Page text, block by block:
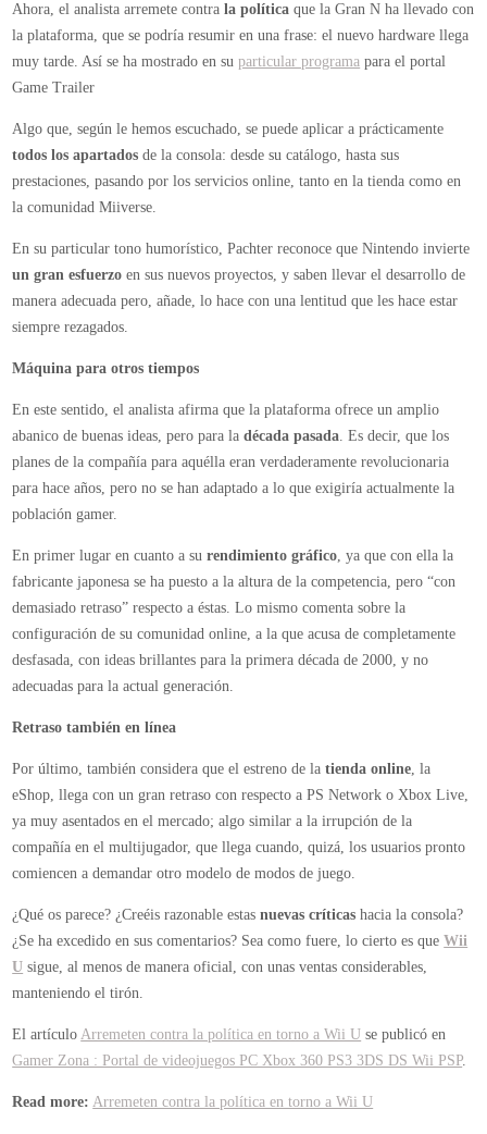
Ahora, el analista arremete contrala política que la Gran N ha llevado con
la plataforma, que se podría resumir en una frase: el nuevo hardware llega
muy tarde. Así se ha mostrado en suparticular programa para el portal
Game Trailer
Algo que, según le hemos escuchado, se puede aplicar a prácticamente
todos los apartados de la consola: desde su catálogo, hasta sus
prestaciones, pasando por los servicios online, tanto en la tienda como en
la comunidad Miiverse.
En su particular tono humorístico, Pachter reconoce que Nintendo invierte
un gran esfuerzo en sus nuevos proyectos, y saben llevar el desarrollo de
manera adecuada pero, añade, lo hace con una lentitud que les hace estar
siempre rezagados.
Máquina para otros tiempos
En este sentido, el analista afirma que la plataforma ofrece un amplio
abanico de buenas ideas, pero para ladécada pasada. Es decir, que los
planes de la compañía para aquélla eran verdaderamente revolucionaria
para hace años, pero no se han adaptado a lo que exigiría actualmente la
población gamer.
En primer lugar en cuanto a surendimiento gráfico, ya que con ella la
fabricante japonesa se ha puesto a la altura de la competencia, pero “con
demasiado retraso” respecto a éstas. Lo mismo comenta sobre la
configuración de su comunidad online, a la que acusa de completamente
desfasada, con ideas brillantes para la primera década de 2000, y no
adecuadas para la actual generación.
Retraso también en línea
Por último, también considera que el estreno de latienda online, la
eShop, llega con un gran retraso con respecto a PS Network o Xbox Live,
ya muy asentados en el mercado; algo similar a la irrupción de la
compañía en el multijugador, que llega cuando, quizá, los usuarios pronto
comiencen a demandar otro modelo de modos de juego.
¿Qué os parece? ¿Creéis razonable estasnuevas críticas hacia la consola?
¿Se ha excedido en sus comentarios? Sea como fuere, lo cierto es queWii
U sigue, al menos de manera oficial, con unas ventas considerables,
manteniendo el tirón.
El artículoArremeten contra la política en torno a Wii U se publicó en
Gamer Zona : Portal de videojuegos PC Xbox 360 PS3 3DS DS Wii PSP.
Read more: Arremeten contra la política en torno a Wii U